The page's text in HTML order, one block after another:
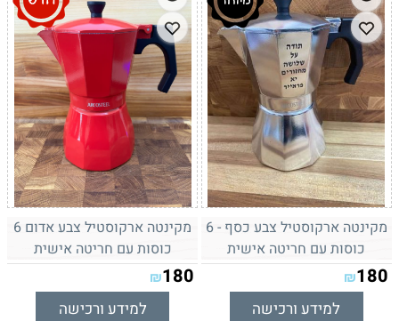
מקינטה ארקוסטיל צבע כסף - 6
כוסות עם חריטה אישית
₪180
למידע ורכישה
מקינטה ארקוסטיל צבע אדום 6
כוסות עם חריטה אישית
₪180
למידע ורכישה